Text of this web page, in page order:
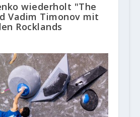
wiederholt "The
Vadim Timonov mit
Rocklands